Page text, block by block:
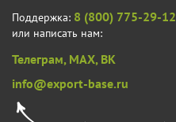
Поддержка: 8 (800) 775-29-12
или написать нам:
Телеграм, MAX, ВК
info@export-base.ru